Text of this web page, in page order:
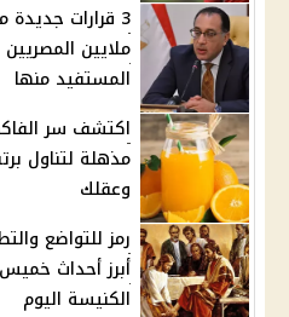
3 قرارات
ملايين
المستفيد منها
مذهلة لتناول
وعقلك
رمز للتواضع
أبرز أحداث
الكنيسة اليوم